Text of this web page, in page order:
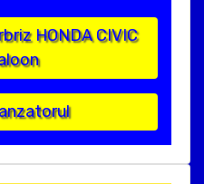
HONDA CIVIC